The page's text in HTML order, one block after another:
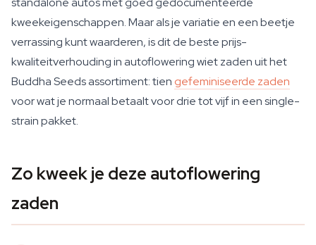
kweekeigenschappen. Maar als je variatie en een beetje
verrassing kunt waarderen, is dit de beste prijs-
kwaliteitverhouding in autoflowering wiet zaden uit het
Buddha Seeds assortiment: tien gefeminiseerde zaden
voor wat je normaal betaalt voor drie tot vijf in een single-
strain pakket.
Zo kweek je deze autoflowering
zaden